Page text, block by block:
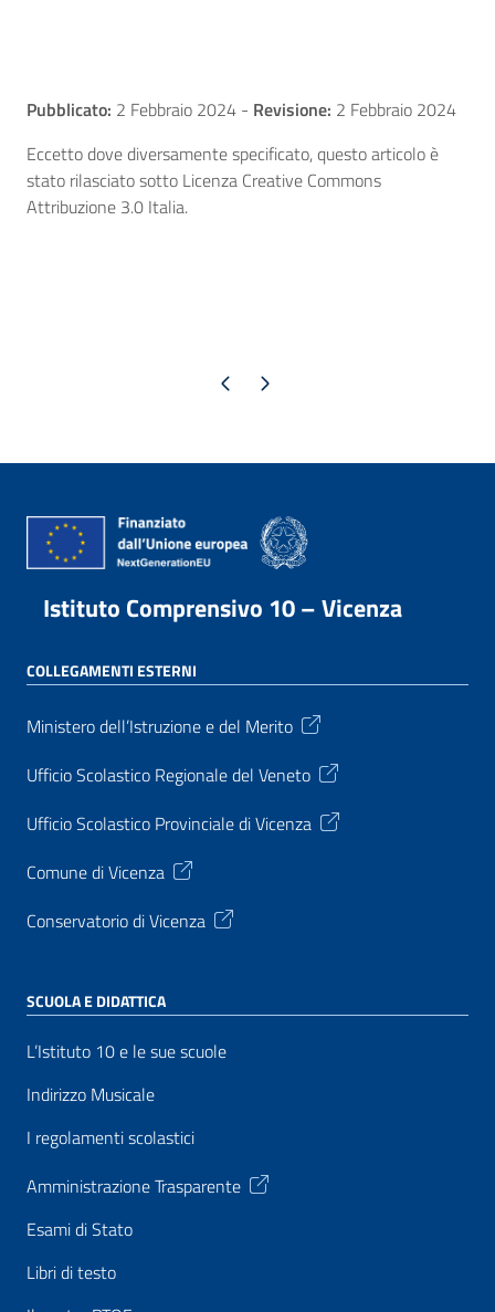
Pubblicato: 2 Febbraio 2024 - Revisione: 2 Febbraio 2024
Eccetto dove diversamente specificato, questo articolo è
stato rilasciato sotto Licenza Creative Commons
Attribuzione 3.0 Italia.
Pagina precedente
Pagina successiva
Istituto Comprensivo 10 – Vicenza
COLLEGAMENTI ESTERNI
Ministero dell’Istruzione e del Merito
Ufficio Scolastico Regionale del Veneto
Ufficio Scolastico Provinciale di Vicenza
Comune di Vicenza
Conservatorio di Vicenza
SCUOLA E DIDATTICA
L’Istituto 10 e le sue scuole
Indirizzo Musicale
I regolamenti scolastici
Amministrazione Trasparente
Esami di Stato
Libri di testo